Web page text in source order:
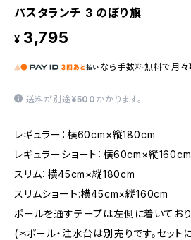
パスタランチ 3 のぼり旗
¥ 3,795
なら 手数料無料で 月々
送料が別途 ¥500 かかります。
レギュラー：横60cm×縦180cm
レギュラーショート：横60cm×縦160cm
スリム：横45cm×縦180cm
スリムショート:横45cm×縦160cm
ポールを通すテープは左側に着いており
(＊ポール・注水台は別売りです。セット